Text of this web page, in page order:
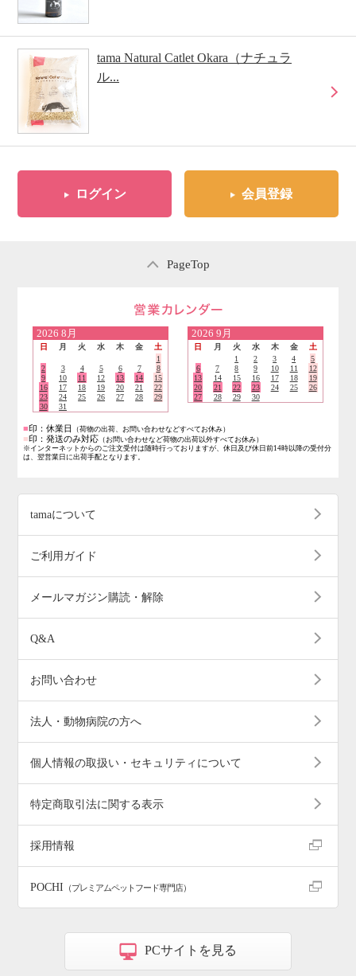
tama Natural Catlet Okara（ナチュラ
ル...
ログイン 会員登録
PageTop
2026 8月
日 月 火 水 木 金
土
1
2
3 4 5 6 7
8
9
10 11 12 13 14
15
16
17 18 19 20 21
22
23
24 25 26 27 28
29
30
31
2026 9月
日 月 火 水 木 金
土
1
2 3 4
5
6
7 8 9 10 11
12
13
14 15 16 17 18
19
20
21 22 23 24 25
26
27
28 29 30
■印：休業日 （荷物の出荷、お問い合わせなどすべてお休み）
■印：発送のみ対応 （お問い合わせなど荷物の出荷以外すべてお休み）
※インターネットからのご注文受付は随時行っておりますが、休日及び休日前14時以降の受付分
は、翌営業日に出荷手配となります。
tamaについて
ご利用ガイド
メールマガジン購読・解除
Q&A
お問い合わせ
法人・動物病院の方へ
個人情報の取扱い・セキュリティについて
特定商取引法に関する表示
採用情報
POCHI （プレミアムペットフード専門店）
PCサイトを見る